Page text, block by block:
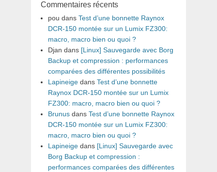
Commentaires récents
pou dans Test d’une bonnette Raynox
DCR-150 montée sur un Lumix FZ300:
macro, macro bien ou quoi ?
Djan dans [Linux] Sauvegarde avec Borg
Backup et compression : performances
comparées des différentes possibilités
Lapineige dans Test d’une bonnette
Raynox DCR-150 montée sur un Lumix
FZ300: macro, macro bien ou quoi ?
Brunus dans Test d’une bonnette Raynox
DCR-150 montée sur un Lumix FZ300:
macro, macro bien ou quoi ?
Lapineige dans [Linux] Sauvegarde avec
Borg Backup et compression :
performances comparées des différentes